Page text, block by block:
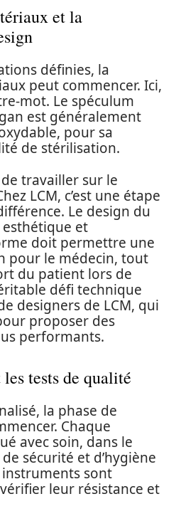
et la
définies, la
peut commencer. Ici,
mot. Le spéculum
est généralement
pour sa
de stérilisation.
travailler sur le
LCM, c’est une étape
Le design du
et
doit permettre une
pour le médecin, tout
du patient lors de
défi technique
designers de LCM, qui
proposer des
performants.
tests de qualité
la phase de
Chaque
avec soin, dans le
sécurité et d’hygiène
instruments sont
leur résistance et